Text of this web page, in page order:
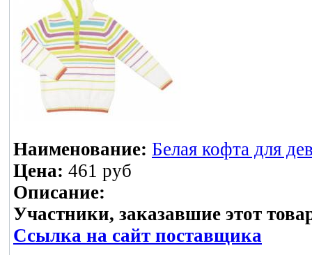
Наименование: Белая кофта для
Цена: 461 руб
Описание:
Участники, заказавшие этот
Ссылка на сайт поставщика